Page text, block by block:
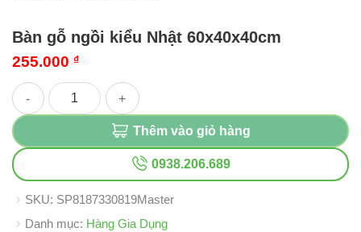
Bàn gỗ ngồi kiểu Nhật 60x40x40cm
255.000 ₫
Bàn gỗ ngồi kiểu Nhật 60x40x40cm số lượng
Thêm vào giỏ hàng
0938.206.689
SKU: SP8187330819Master
Danh mục: Hàng Gia Dụng